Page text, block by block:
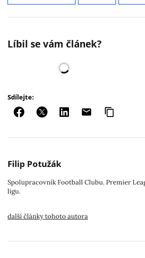
Líbil se vám článek?
Sdílejte:
Filip Potužák
Spolupracovník Football Clubu. Premier
ligu.
další články tohoto autora